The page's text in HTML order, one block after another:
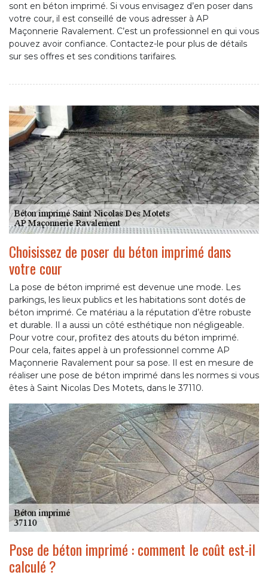
sont en béton imprimé. Si vous envisagez d’en poser dans
votre cour, il est conseillé de vous adresser à AP
Maçonnerie Ravalement. C’est un professionnel en qui vous
pouvez avoir confiance. Contactez-le pour plus de détails
sur ses offres et ses conditions tarifaires.
Choisissez de poser du béton imprimé dans
votre cour
La pose de béton imprimé est devenue une mode. Les
parkings, les lieux publics et les habitations sont dotés de
béton imprimé. Ce matériau a la réputation d’être robuste
et durable. Il a aussi un côté esthétique non négligeable.
Pour votre cour, profitez des atouts du béton imprimé.
Pour cela, faites appel à un professionnel comme AP
Maçonnerie Ravalement pour sa pose. Il est en mesure de
réaliser une pose de béton imprimé dans les normes si vous
êtes à Saint Nicolas Des Motets, dans le 37110.
Pose de béton imprimé : comment le coût est-il
calculé ?